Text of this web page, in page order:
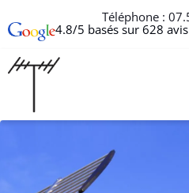
Téléphone :
4.8/5 basés sur 628 avis